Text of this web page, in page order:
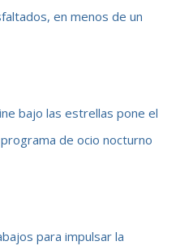
en menos de un
bajo las estrellas pone el
de ocio nocturno
para impulsar la